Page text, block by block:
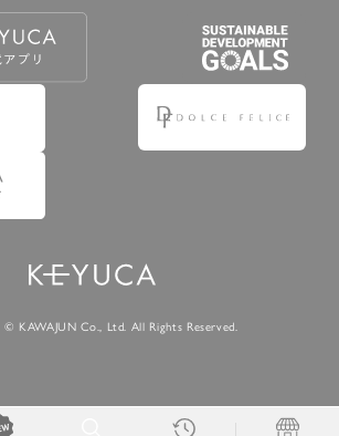
KAWAJUN Co., Ltd. All Rights Reserved.